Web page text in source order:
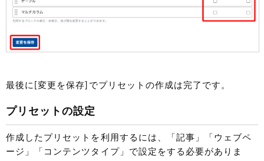
最後に[変更を保存]でプリセットの作成は完了です。
プリセットの設定
作成したプリセットを利用するには、「記事」「ウェブペ
ージ」「コンテンツタイプ」で設定をする必要がありま